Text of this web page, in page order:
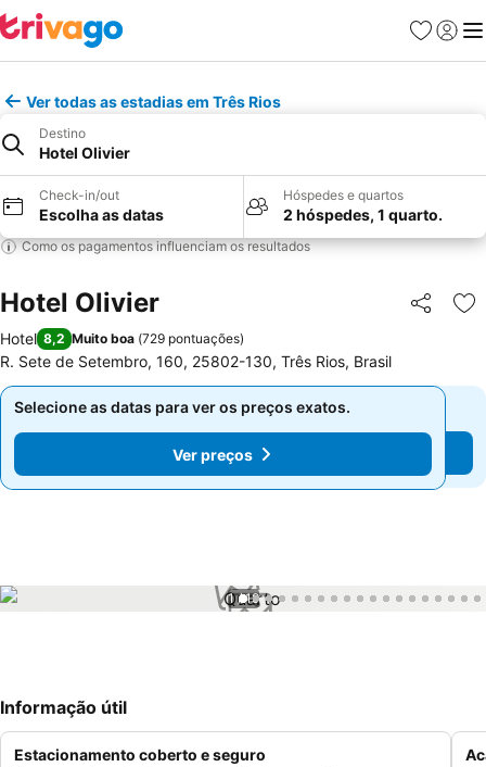
Favoritos
Iniciar
Ver todas as estadias em Três Rios
Destino
Hotel Olivier
Check-in/out
Escolha as datas
Hóspedes e quartos
2 hóspedes, 1 quarto.
Como os pagamentos influenciam os resultados
Hotel Olivier Partilhar
Hotel 8,2 Muito boa (729 pontuações)
R. Sete de Setembro, 160, 25802-130, Três Rios, Brasil
Selecione as datas para ver os preços exatos.
Ver preços
Selecione as datas para ver os preços exatos.
Ver preços
1 / 19
Informação útil
Estacionamento coberto e seguro